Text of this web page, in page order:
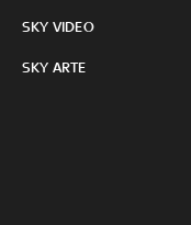
SKY VIDEO
SKY ARTE